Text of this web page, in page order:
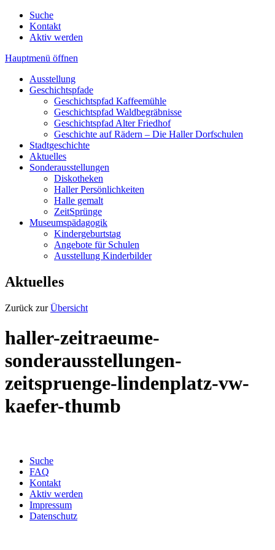
Suche
Kontakt
Aktiv werden
Hauptmenü öffnen
Ausstellung
Geschichtspfade
Geschichtspfad Kaffeemühle
Geschichtspfad Waldbegräbnisse
Geschichtspfad Alter Friedhof
Geschichte auf Rädern – Die Haller Dorfschulen
Stadtgeschichte
Aktuelles
Sonderausstellungen
Diskotheken
Haller Persönlichkeiten
Halle gemalt
ZeitSprünge
Museumspädagogik
Kindergeburtstag
Angebote für Schulen
Ausstellung Kinderbilder
Aktuelles
Zurück zurÜbersicht
haller-zeitraeume-
sonderausstellungen-
zeitspruenge-lindenplatz-vw-
kaefer-thumb
Suche
FAQ
Kontakt
Aktiv werden
Impressum
Datenschutz